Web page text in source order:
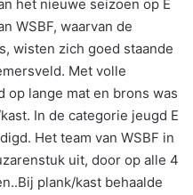
het nieuwe seizoen op E
WSBF, waarvan de
wisten zich goed staande
Met volle
lange mat en brons was
In de categorie jeugd E
Het team van WSBF in
uit, door op alle 4
plank/kast behaalde